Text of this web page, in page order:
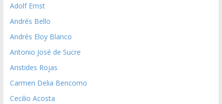
Adolf Ernst
Andrés Bello
Andrés Eloy Blanco
Antonio José de Sucre
Aristides Rojas
Carmen Delia Bencomo
Cecilio Acosta